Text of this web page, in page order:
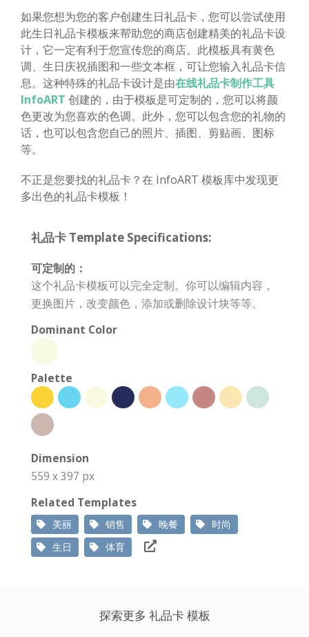
如果您想为您的客户创建生日礼品卡，您可以尝试使用
此生日礼品卡模板来帮助您的商店创建精美的礼品卡设
计，它一定有利于您宣传您的商店。此模板具有黄色
调、生日庆祝插图和一些文本框，可让您输入礼品卡信
息。这种特殊的礼品卡设计是由在线礼品卡制作工具
InfoART 创建的，由于模板是可定制的，您可以将颜
色更改为您喜欢的色调。此外，您可以包含您的礼物的
话，也可以包含您自己的照片、插图、剪贴画、图标
等。
不正是您要找的礼品卡？在 InfoART 模板库中发现更
多出色的礼品卡模板！
礼品卡 Template Specifications:
可定制的：
这个礼品卡模板可以完全定制。你可以编辑内容，
更换图片，改变颜色，添加或删除设计块等等。
Dominant Color
Palette
Dimension
559 x 397 px
Related Templates
美丽 销售 晚餐
时尚
生日
体育
探索更多 礼品卡 模板